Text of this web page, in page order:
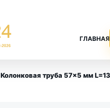
ГЛАВНАЯ
Колонковая труба 57×5 мм